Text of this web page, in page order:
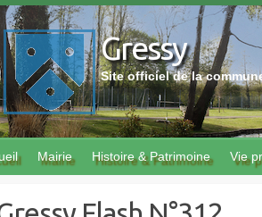
Gressy
Site officiel de la
Mairie Histoire & Patrimoine Vie